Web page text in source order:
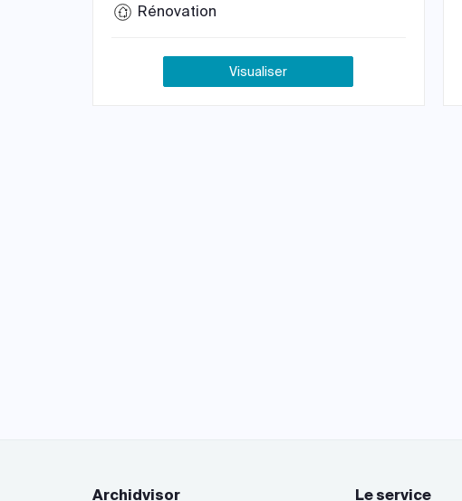
Rénovation
Visualiser
Archidvisor Le service